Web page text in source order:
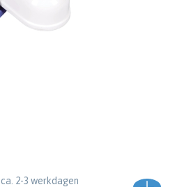
2-3 werkdagen